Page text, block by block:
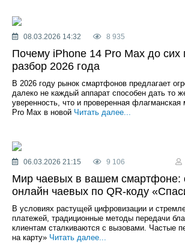
08.03.2026 14:32 8 935
Почему iPhone 14 Pro Max до сих
разбор 2026 года
В 2026 году рынок смартфонов предлагает
далеко не каждый аппарат способен дать то
уверенность, что и проверенная
Pro Max в новой Читать далее...
06.03.2026 21:15 9 106
Мир чаевых в вашем смартфоне:
онлайн чаевых по QR-коду
В условиях растущей цифровизации и
платежей, традиционные методы передачи
клиентам сталкиваются с вызовами. Частые
на карту» Читать далее...